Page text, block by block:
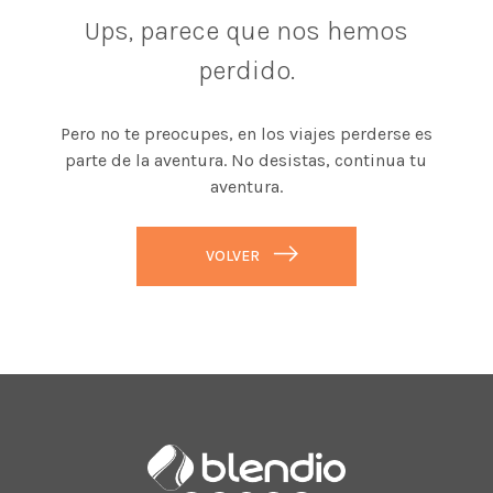
Ups, parece que nos hemos
perdido.
Pero no te preocupes, en los viajes perderse es
parte de la aventura. No desistas, continua tu
aventura.
VOLVER